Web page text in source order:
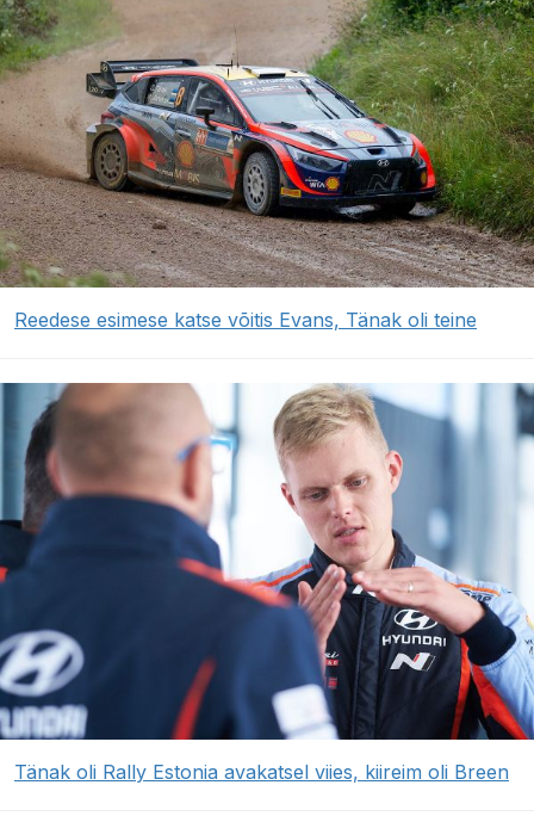
Reedese esimese katse võitis Evans, Tänak oli teine
Tänak oli Rally Estonia avakatsel viies, kiireim oli Breen